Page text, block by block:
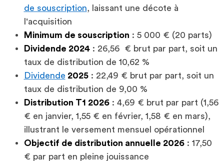
de souscription, laissant une décote à
l'acquisition
Minimum de souscription : 5 000 € (20 parts)
Dividende 2024: 26,56 € brut par part, soit un
taux de distribution de 10,62 %
Dividende 2025: 22,49 € brut par part, soit un
taux de distribution de 9,00 %
Distribution T1 2026: 4,69 € brut par part (1,56
€ en janvier, 1,55 € en février, 1,58 € en mars),
illustrant le versement mensuel opérationnel
Objectif de distribution annuelle 2026: 17,50
€ par part en pleine jouissance